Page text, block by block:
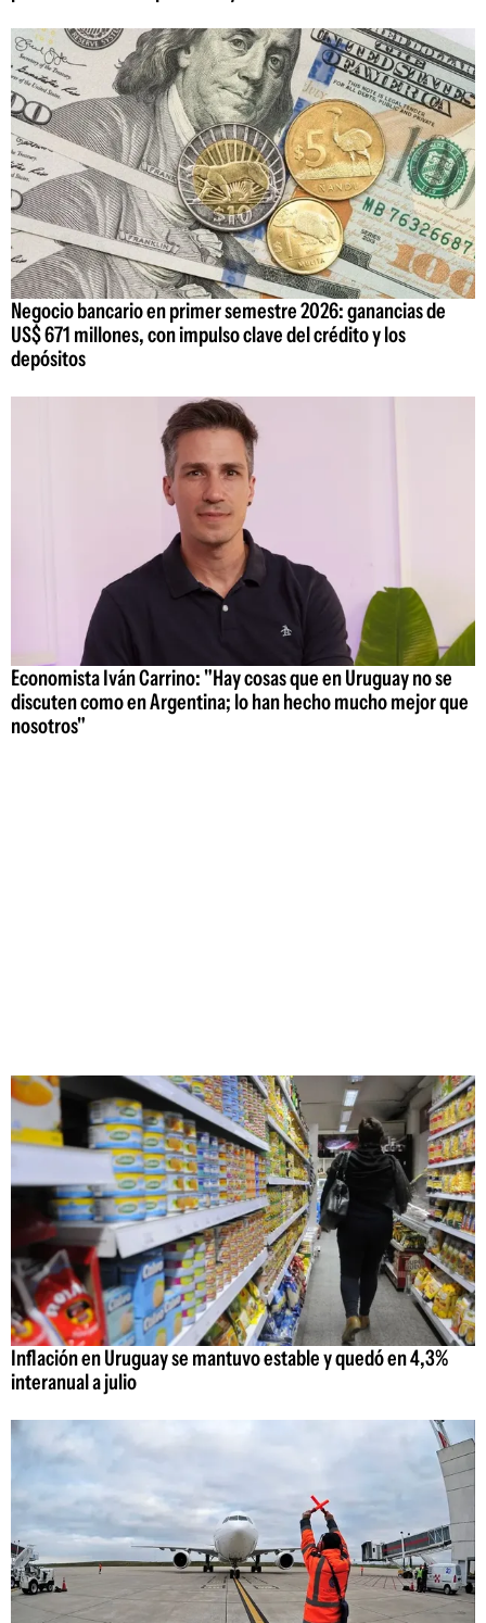
Negocio bancario en primer semestre 2026: ganancias de
US$ 671 millones, con impulso clave del crédito y los
depósitos
Economista Iván Carrino: "Hay cosas que en Uruguay no se
discuten como en Argentina; lo han hecho mucho mejor que
nosotros"
Inflación en Uruguay se mantuvo estable y quedó en 4,3%
interanual a julio